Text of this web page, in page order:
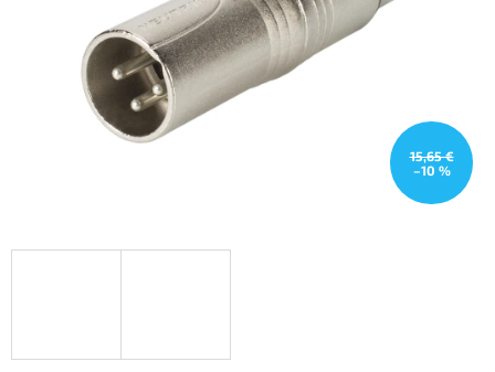
15,65 €
–10 %